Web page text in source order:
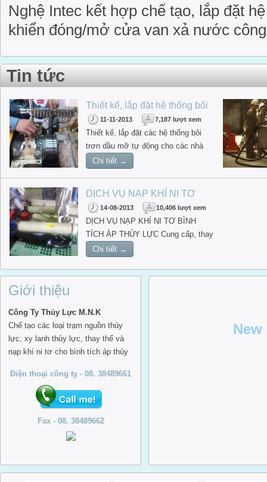
Giới thiệu
Công Ty Thủy Lực M.N.K
Chế tạo các loại trạm nguồn thủy
lực, xy lanh thủy lực, thay thế và
nạp khí ni tơ cho bình tích áp thủy
dịch vụ bảo trì bảo dưỡng các hệ
thống thủy lực
Điện thoại công ty - 08. 38489661
Fax - 08. 38489662
New
Nghệ Intec kết hợp chế tạo, lắp đặt
khiển đóng/mở cửa van xả nước
Tin tức
Thiết kế, lắp đặt hệ thống bôi
trơn dầu, mỡ tự động -
Lincoln
11-11-2013 7,187 lượt xem
Thiết kế, lắp đặt các hệ thống bôi
trơn dầu mỡ tự động cho các nhà
máy thép, nhà máy đường, nhà máy
LINCOLN
Chi tiết →
DỊCH VỤ NẠP KHÍ NI TƠ
BÌNH TÍCH ÁP THỦY LỰC
14-08-2013 10,406 lượt xem
DỊCH VỤ NẠP KHÍ NI TƠ BÌNH
TÍCH ÁP THỦY LỰC Cung cấp, thay
ruột bình tích áp thủy lực, tăng áp
Chi tiết →